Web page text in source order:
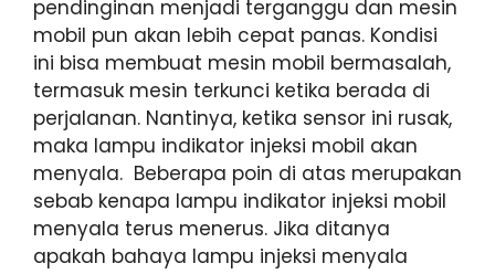
pendinginan menjadi terganggu dan mesin
mobil pun akan lebih cepat panas. Kondisi
ini bisa membuat mesin mobil bermasalah,
termasuk mesin terkunci ketika berada di
perjalanan. Nantinya, ketika sensor ini rusak,
maka lampu indikator injeksi mobil akan
menyala. Beberapa poin di atas merupakan
sebab kenapa lampu indikator injeksi mobil
menyala terus menerus. Jika ditanya
apakah bahaya lampu injeksi menyala